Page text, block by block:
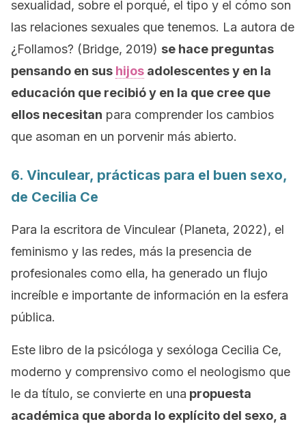
sexualidad, sobre el porqué, el tipo y el cómo son
las relaciones sexuales que tenemos. La autora de
¿Follamos? (Bridge, 2019) se hace preguntas
pensando en sus hijos adolescentes y en la
educación que recibió y en la que cree que
ellos necesitan para comprender los cambios
que asoman en un porvenir más abierto.
6. Vinculear, prácticas para el buen sexo,
de Cecilia Ce
Para la escritora de Vinculear (Planeta, 2022), el
feminismo y las redes, más la presencia de
profesionales como ella, ha generado un flujo
increíble e importante de información en la esfera
pública.
Este libro de la psicóloga y sexóloga Cecilia Ce,
moderno y comprensivo como el neologismo que
le da título, se convierte en una propuesta
académica que aborda lo explícito del sexo, a